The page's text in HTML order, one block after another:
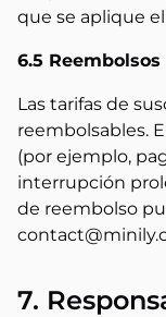
que se aplique
6.5 Reembolsos
Las tarifas de
reembolsables.
(por ejemplo,
interrupción
de reembolso
7.